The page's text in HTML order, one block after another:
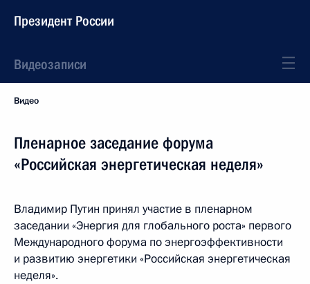
Президент России
Видеозаписи
Видео
Пленарное заседание форума
«Российская энергетическая неделя»
Владимир Путин принял участие в пленарном
заседании «Энергия для глобального роста» первого
Международного форума по энергоэффективности
и развитию энергетики «Российская энергетическая
неделя».